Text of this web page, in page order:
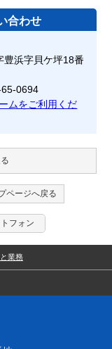
合わせ
浜字貝ケ坪18番
0694
ムをご利用くだ
ページへ戻る
フォン
業務